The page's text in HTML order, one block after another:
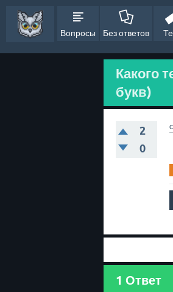
Вопросы Без ответов
Какого
букв)
2
0
1 Ответ